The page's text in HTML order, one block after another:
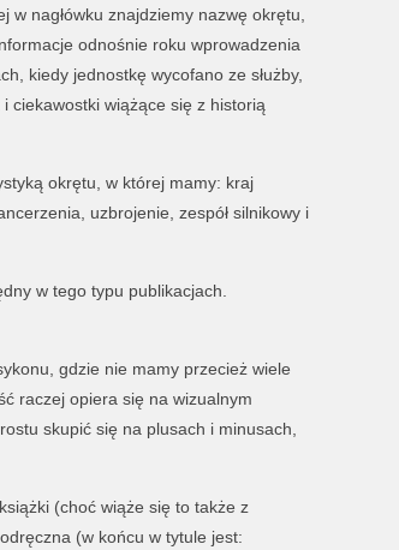
nagłówku znajdziemy nazwę okrętu,
odnośnie roku wprowadzenia
kiedy jednostkę wycofano ze służby,
ciekawostki wiążące się z historią
okrętu, w której mamy: kraj
uzbrojenie, zespół silnikowy i
w tego typu publikacjach.
gdzie nie mamy przecież wiele
raczej opiera się na wizualnym
skupić się na plusach i minusach,
(choć wiąże się to także z
(w końcu w tytule jest: